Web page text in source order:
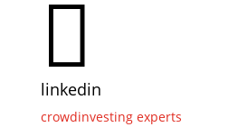

linkedin
crowdinvesting experts